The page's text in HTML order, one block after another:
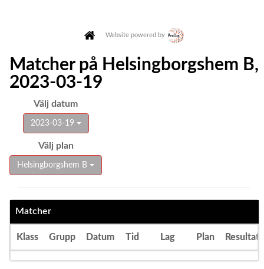
Website powered by
Matcher på Helsingborgshem B,
2023-03-19
Välj datum
2023-03-19
Välj plan
Helsingborgshem B
Matcher
Klass Grupp Datum Tid Lag Plan Resultat